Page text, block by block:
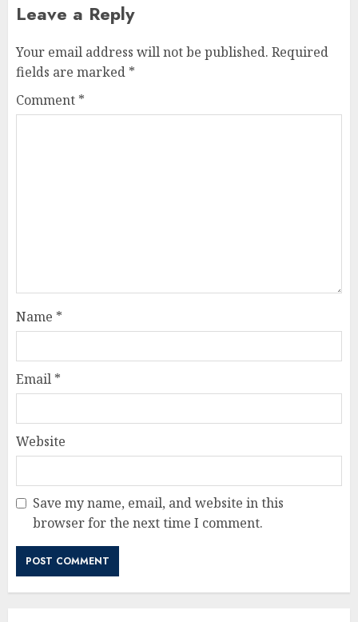
Leave a Reply
Your email address will not be published. Required
fields are marked *
Comment *
Name *
Email *
Website
Save my name, email, and website in this
browser for the next time I comment.